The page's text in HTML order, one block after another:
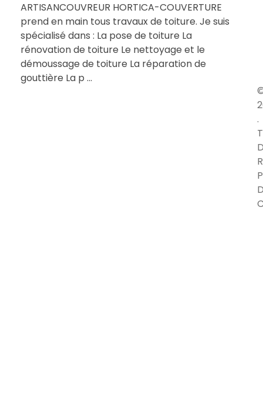
ARTISANCOUVREUR HORTICA-COUVERTURE
prend en main tous travaux de toiture. Je suis
spécialisé dans : La pose de toiture La
rénovation de toiture Le nettoyage et le
démoussage de toiture La réparation de
gouttière La p ...
.